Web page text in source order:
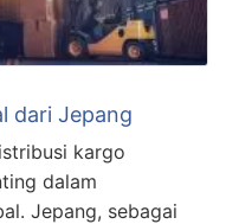
dari Jepang
kargo
dalam
Jepang, sebagai